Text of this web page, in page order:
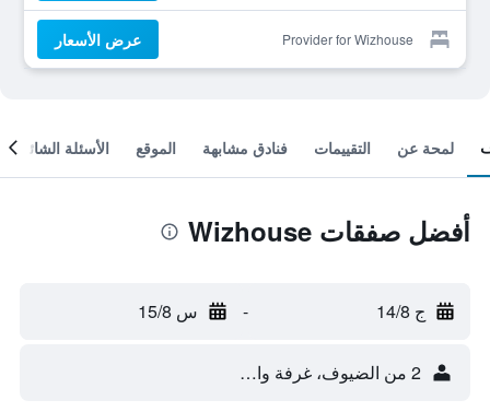
Provider for Wizhouse عرض الأسعار
لمحة عن التقييمات فنادق مشابهة الموقع الأسئلة الشائعة
أفضل صفقات Wizhouse
ج 14/8 - س 15/8
2 من الضيوف، غرفة واحدة